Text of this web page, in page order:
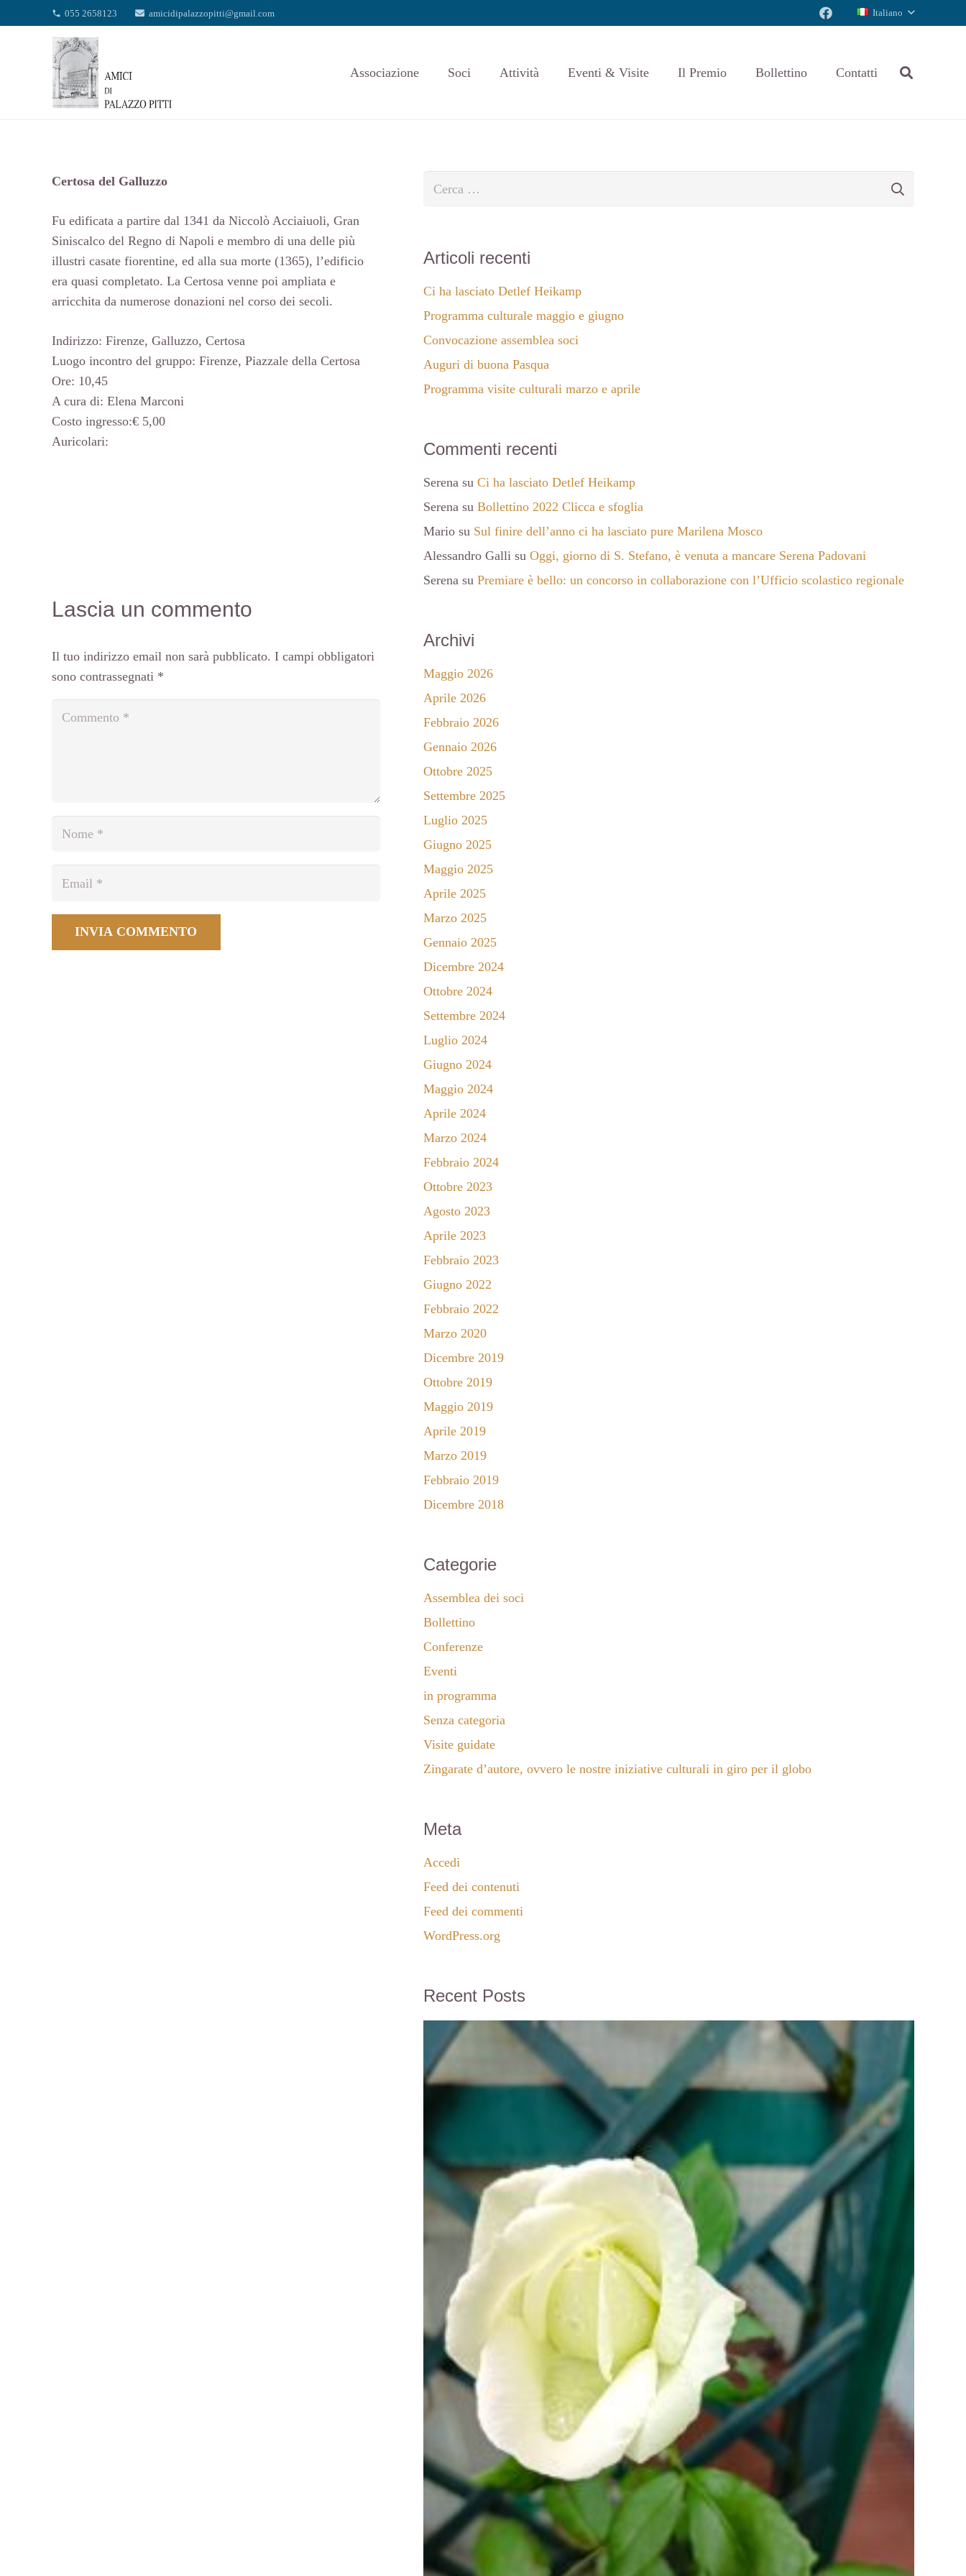
phone 055 2658123 amicidipalazzopitti@gmail.com Italiano
Associazione Soci Attività Eventi & Visite Il Premio Bollettino Contatti
Certosa del Galluzzo
Fu edificata a partire dal 1341 da Niccolò Acciaiuoli, Gran
Siniscalco del Regno di Napoli e membro di una delle più
illustri casate fiorentine, ed alla sua morte (1365), l’edificio
era quasi completato. La Certosa venne poi ampliata e
arricchita da numerose donazioni nel corso dei secoli.
Indirizzo: Firenze, Galluzzo, Certosa
Luogo incontro del gruppo: Firenze, Piazzale della Certosa
Ore: 10,45
A cura di: Elena Marconi
Costo ingresso:€ 5,00
Auricolari:
Lascia un commento
Il tuo indirizzo email non sarà pubblicato. I campi obbligatori
sono contrassegnati *
INVIA COMMENTO
Articoli recenti
Ci ha lasciato Detlef Heikamp
Programma culturale maggio e giugno
Convocazione assemblea soci
Auguri di buona Pasqua
Programma visite culturali marzo e aprile
Commenti recenti
Serenasu Ci ha lasciato Detlef Heikamp
Serenasu Bollettino 2022 Clicca e sfoglia
Mariosu Sul finire dell’anno ci ha lasciato pure Marilena Mosco
Alessandro Gallisu Oggi, giorno di S. Stefano, è venuta a mancare Serena Padovani
Serenasu Premiare è bello: un concorso in collaborazione con l’Ufficio scolastico regionale
Archivi
Maggio 2026
Aprile 2026
Febbraio 2026
Gennaio 2026
Ottobre 2025
Settembre 2025
Luglio 2025
Giugno 2025
Maggio 2025
Aprile 2025
Marzo 2025
Gennaio 2025
Dicembre 2024
Ottobre 2024
Settembre 2024
Luglio 2024
Giugno 2024
Maggio 2024
Aprile 2024
Marzo 2024
Febbraio 2024
Ottobre 2023
Agosto 2023
Aprile 2023
Febbraio 2023
Giugno 2022
Febbraio 2022
Marzo 2020
Dicembre 2019
Ottobre 2019
Maggio 2019
Aprile 2019
Marzo 2019
Febbraio 2019
Dicembre 2018
Categorie
Assemblea dei soci
Bollettino
Conferenze
Eventi
in programma
Senza categoria
Visite guidate
Zingarate d’autore, ovvero le nostre iniziative culturali in giro per il globo
Meta
Accedi
Feed dei contenuti
Feed dei commenti
WordPress.org
Recent Posts